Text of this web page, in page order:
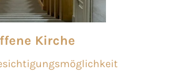
Kirche